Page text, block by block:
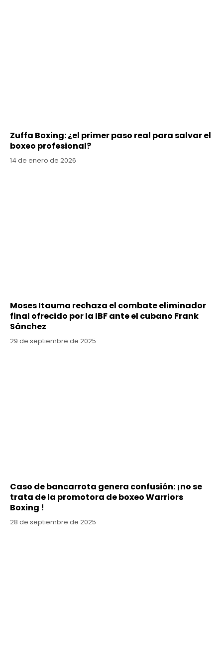
Zuffa Boxing: ¿el primer paso real para salvar el
boxeo profesional?
14 de enero de 2026
Moses Itauma rechaza el combate eliminador
final ofrecido por la IBF ante el cubano Frank
Sánchez
29 de septiembre de 2025
Caso de bancarrota genera confusión: ¡no se
trata de la promotora de boxeo Warriors
Boxing !
28 de septiembre de 2025